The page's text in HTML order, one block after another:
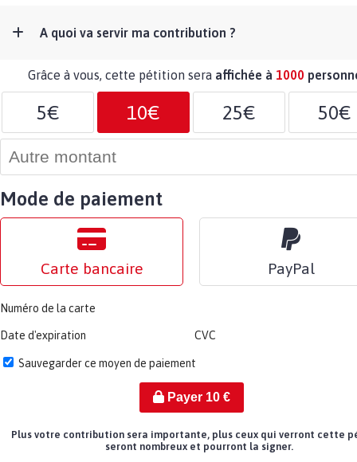
A quoi va servir ma contribution ?
Grâce à vous, cette pétition sera affichée à 1000
5€ 10€ 25€ 50€
Mode de paiement
Carte bancaire PayPal
Numéro de la carte
Date d'expiration CVC
Sauvegarder ce moyen de paiement
Payer 10€
Plus votre contribution sera importante, plus ceux qui verront cette
seront nombreux et pourront la signer.